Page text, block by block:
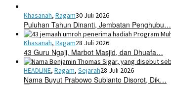
Khasanah, Ragam30 Juli 2026
Puluhan Tahun Dinanti, Jembatan Penghubu…
Khasanah, Ragam28 Juli 2026
43 Guru Ngaji, Marbot Masjid, dan Dhuafa…
HEADLINE, Ragam, Sejarah28 Juli 2026
Nama Buyut Prabowo Subianto Disorot, Dik…